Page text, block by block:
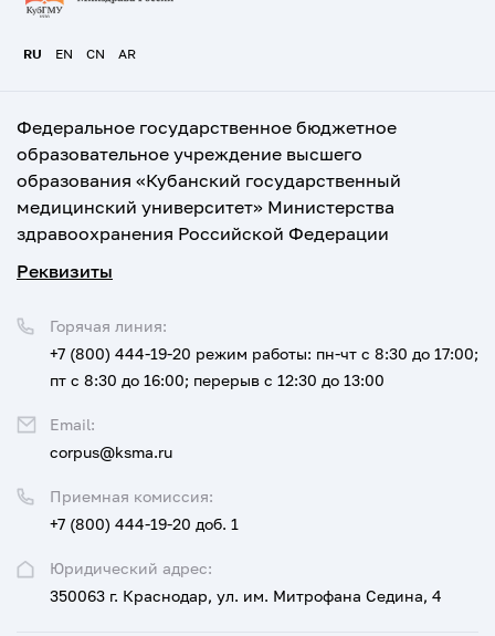
RU EN CN AR
Федеральное государственное бюджетное
образовательное учреждение высшего
образования «Кубанский государственный
медицинский университет» Министерства
здравоохранения Российской Федерации
Реквизиты
Юридический адрес:
350063 г. Краснодар, ул. им. Митрофана Седина, 4
Приемная комиссия:
+7 (800) 444-19-20 доб. 1
Горячая линия:
+7 (800) 444-19-20 режим работы: пн-чт с 8:30 до 17:00;
пт с 8:30 до 16:00; перерыв с 12:30 до 13:00
Email:
corpus@ksma.ru